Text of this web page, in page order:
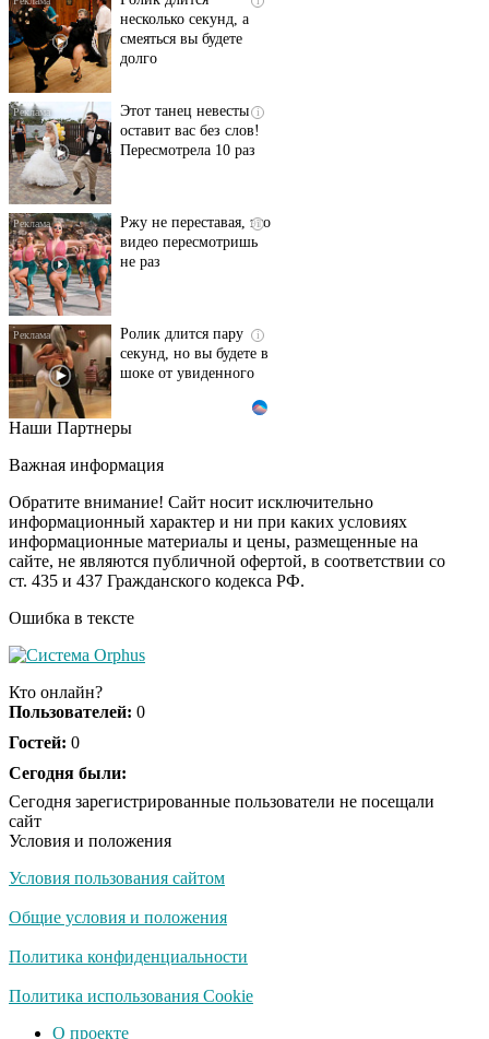
несколько секунд, а
смеяться вы будете
Этот танец невесты
оставит вас без слов!
Пересмотрела 10 раз
Ржу не переставая, это
видео пересмотришь
не раз
Ролик длится пару
секунд, но вы будете в
шоке от увиденного
"Потеряли стыд в
Поплавская вмазала
семейке Плющенко
i
Ролик из Омска: вы
будете смеяться долго
Королева вагона
Наши Партнеры
Важная информация
Обратите внимание! Сайт носит исключительно
информационный характер и ни при каких условиях
информационные материалы и цены, размещенные на
сайте, не являются публичной офертой, в соответствии со
ст. 435 и 437 Гражданского кодекса РФ.
Ошибка в тексте
Кто онлайн?
Пользователей: 0
Гостей: 0
Сегодня были:
Сегодня зарегистрированные пользователи не посещали
сайт
Условия и положения
Условия пользования сайтом
Общие условия и положения
Политика конфиденциальности
Политика использования Cookie
О проекте